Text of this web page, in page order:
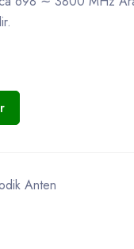
Anten